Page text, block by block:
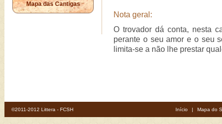
Mapa das Cantigas
Nota geral:
O trovador dá conta, nesta
perante o seu amor e o seu
limita-se a não lhe prestar
©2011-2012 Littera - FCSH Início | Mapa do